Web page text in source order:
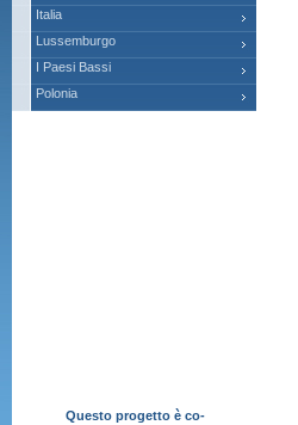
Italia
Lussemburgo
I Paesi Bassi
Polonia
Questo progetto è co-